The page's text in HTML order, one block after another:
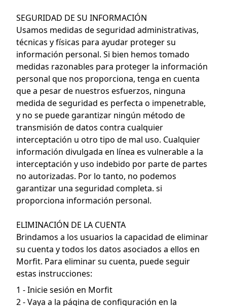
SEGURIDAD DE SU INFORMACIÓN
Usamos medidas de seguridad administrativas,
técnicas y físicas para ayudar proteger su
información personal. Si bien hemos tomado
medidas razonables para proteger la información
personal que nos proporciona, tenga en cuenta
que a pesar de nuestros esfuerzos, ninguna
medida de seguridad es perfecta o impenetrable,
y no se puede garantizar ningún método de
transmisión de datos contra cualquier
interceptación u otro tipo de mal uso. Cualquier
información divulgada en línea es vulnerable a la
interceptación y uso indebido por parte de partes
no autorizadas. Por lo tanto, no podemos
garantizar una seguridad completa. si
proporciona información personal.
ELIMINACIÓN DE LA CUENTA
Brindamos a los usuarios la capacidad de eliminar
su cuenta y todos los datos asociados a ellos en
Morfit. Para eliminar su cuenta, puede seguir
estas instrucciones:
1 - Inicie sesión en Morfit
2 - Vaya a la página de configuración en la